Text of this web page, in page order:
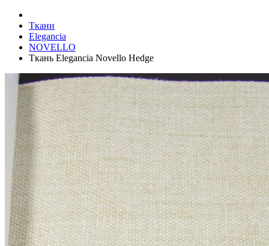
Ткани
Elegancia
NOVELLO
Ткань Elegancia Novello Hedge